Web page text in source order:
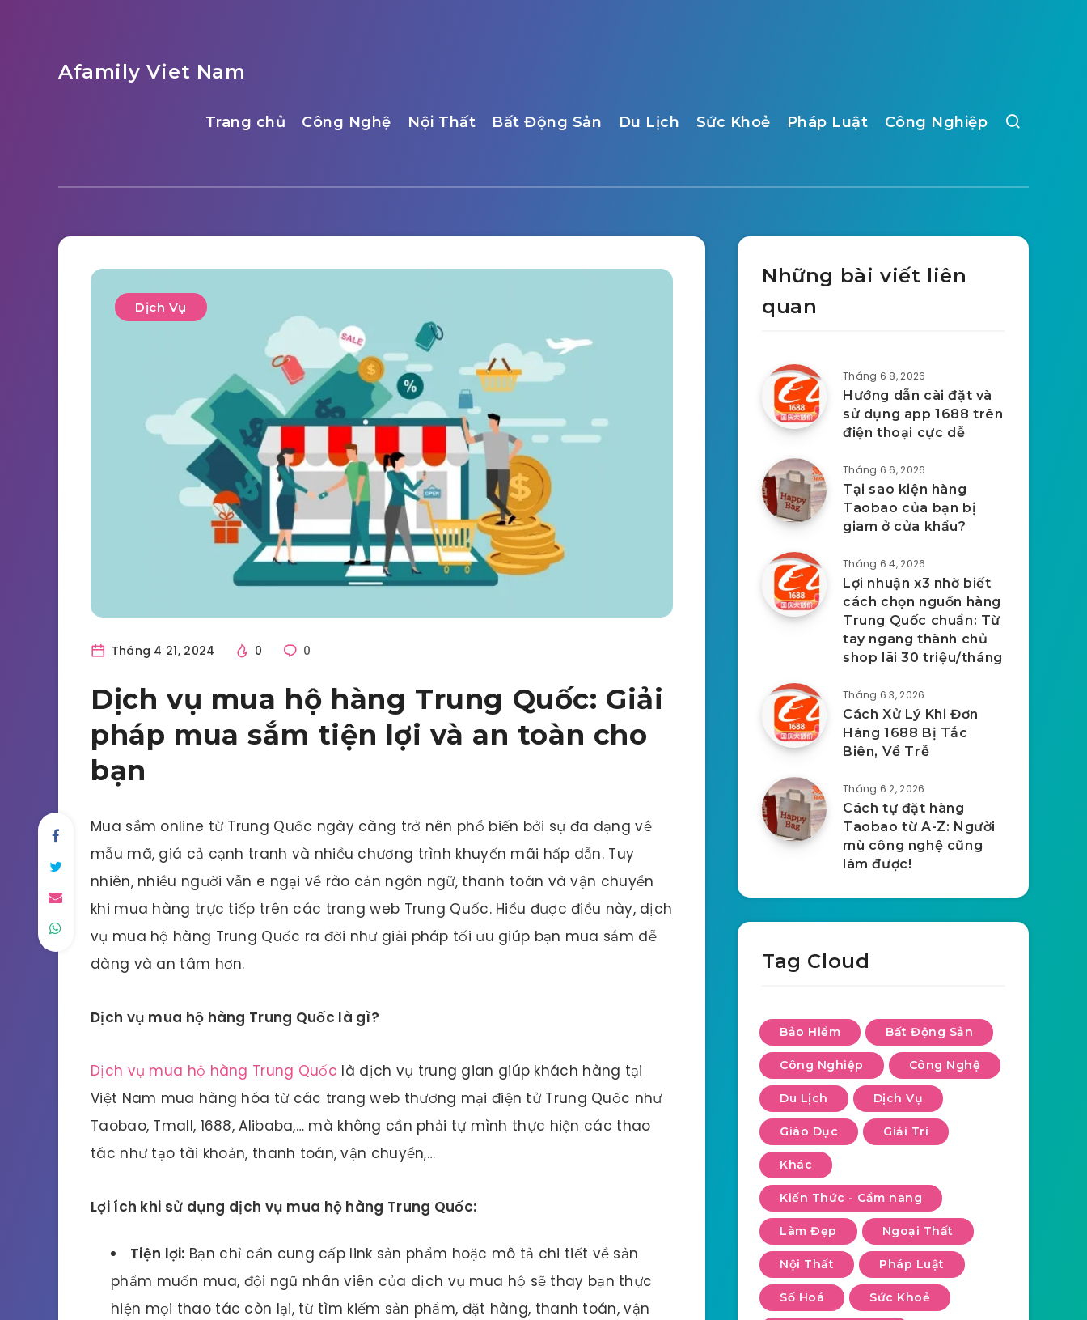
Afamily Viet Nam
Trang chủ Công Nghệ Nội Thất Bất Động Sản Du Lịch Sức Khoẻ Pháp Luật Công Nghiệp
Dịch Vụ
Tháng 4 21, 2024 0 0
Dịch vụ mua hộ hàng Trung Quốc: Giải
pháp mua sắm tiện lợi và an toàn cho
bạn
Mua sắm online từ Trung Quốc ngày càng trở nên phổ biến bởi sự đa dạng về
mẫu mã, giá cả cạnh tranh và nhiều chương trình khuyến mãi hấp dẫn. Tuy
nhiên, nhiều người vẫn e ngại về rào cản ngôn ngữ, thanh toán và vận chuyển
khi mua hàng trực tiếp trên các trang web Trung Quốc. Hiểu được điều này, dịch
vụ mua hộ hàng Trung Quốc ra đời như giải pháp tối ưu giúp bạn mua sắm dễ
dàng và an tâm hơn.
Dịch vụ mua hộ hàng Trung Quốc là gì?
Dịch vụ mua hộ hàng Trung Quốc là dịch vụ trung gian giúp khách hàng tại
Việt Nam mua hàng hóa từ các trang web thương mại điện tử Trung Quốc như
Taobao, Tmall, 1688, Alibaba,… mà không cần phải tự mình thực hiện các thao
tác như tạo tài khoản, thanh toán, vận chuyển,…
Lợi ích khi sử dụng dịch vụ mua hộ hàng Trung Quốc:
Tiện lợi: Bạn chỉ cần cung cấp link sản phẩm hoặc mô tả chi tiết về sản
phẩm muốn mua, đội ngũ nhân viên của dịch vụ mua hộ sẽ thay bạn thực
hiện mọi thao tác còn lại, từ tìm kiếm sản phẩm, đặt hàng, thanh toán, vận
Những bài viết liên
quan
Tháng 6 8, 2026
Hướng dẫn cài đặt và
sử dụng app 1688 trên
điện thoại cực dễ
Tháng 6 6, 2026
Tại sao kiện hàng
Taobao của bạn bị
giam ở cửa khẩu?
Tháng 6 4, 2026
Lợi nhuận x3 nhờ biết
cách chọn nguồn hàng
Trung Quốc chuẩn: Từ
tay ngang thành chủ
shop lãi 30 triệu/tháng
Tháng 6 3, 2026
Cách Xử Lý Khi Đơn
Hàng 1688 Bị Tắc
Biên, Về Trễ
Tháng 6 2, 2026
Cách tự đặt hàng
Taobao từ A-Z: Người
mù công nghệ cũng
làm được!
Tag Cloud
Bảo Hiểm Bất Động Sản
Công Nghiệp Công Nghệ
Du Lịch Dịch Vụ
Giáo Dục Giải Trí
Khác
Kiến Thức - Cẩm nang
Làm Đẹp Ngoại Thất
Nội Thất Pháp Luật
Số Hoá Sức Khoẻ